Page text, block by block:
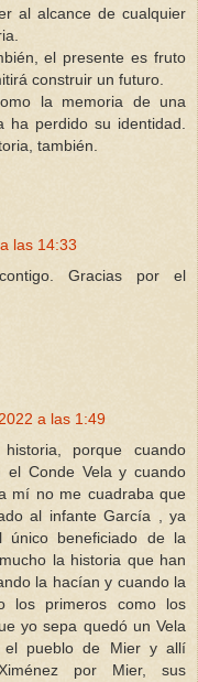
al alcance de cualquier
el presente es fruto
construir un futuro.
la memoria de una
ha perdido su identidad.
también.
las 14:33
Gracias por el
a las 1:49
porque cuando
el Conde Vela y cuando
mí no me cuadraba que
al infante García , ya
beneficiado de la
la historia que han
la hacían y cuando la
los primeros como los
yo sepa quedó un Vela
el pueblo de Mier y allí
por Mier, sus